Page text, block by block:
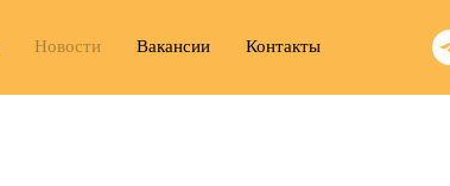
Новости Вакансии Контакты